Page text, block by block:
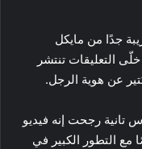
جدًا من مايكل
التعليقات تنتشر
عن هوية الرجل.
تانية رجحت إنه فيديو
مع التطور الكبير في